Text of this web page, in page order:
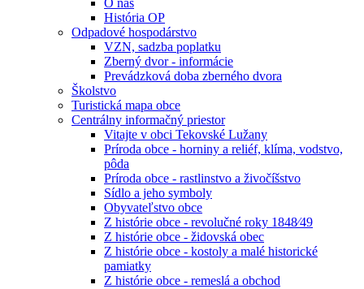
O nás
História OP
Odpadové hospodárstvo
VZN, sadzba poplatku
Zberný dvor - informácie
Prevádzková doba zberného dvora
Školstvo
Turistická mapa obce
Centrálny informačný priestor
Vitajte v obci Tekovské Lužany
Príroda obce - horniny a reliéf, klíma, vodstvo,
pôda
Príroda obce - rastlinstvo a živočíšstvo
Sídlo a jeho symboly
Obyvateľstvo obce
Z histórie obce - revolučné roky 1848⁄49
Z histórie obce - židovská obec
Z histórie obce - kostoly a malé historické
pamiatky
Z histórie obce - remeslá a obchod